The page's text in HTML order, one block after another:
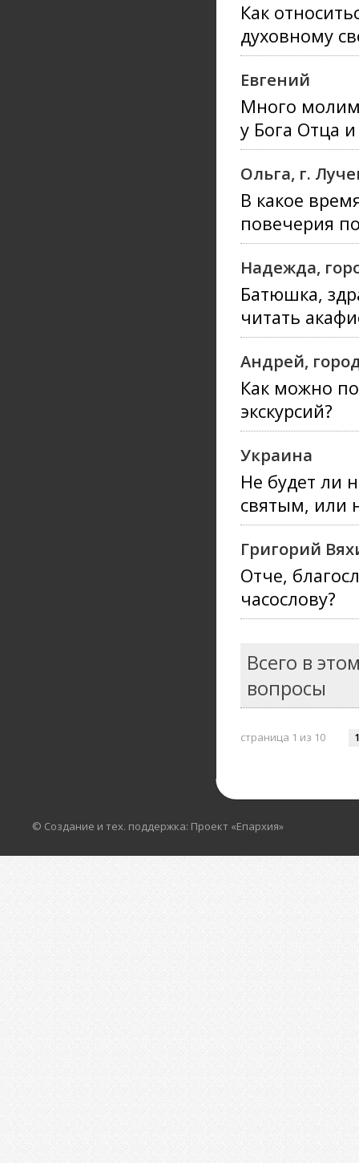
Как
духовному
Евгений
Много
у Бога Отца
Ольга, г.
В какое
повечерия
Надежда,
Батюшка,
читать
Андрей,
Как можно
экскурсий?
Украина
Не будет ли
святым, или
Григорий
Отче,
часослову?
Всего в
вопросы
страница 1 из 10
© Создание и тех. поддержка: Проект «Епархия»